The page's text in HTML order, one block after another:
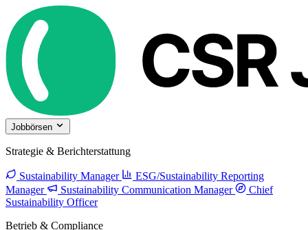
Jobbörsen
Strategie & Berichterstattung
Sustainability Manager
ESG/Sustainability Reporting
Manager
Sustainability Communication Manager
Chief
Sustainability Officer
Betrieb & Compliance